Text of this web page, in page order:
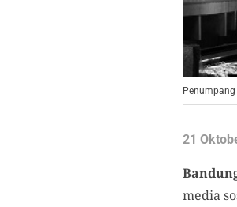
21
media